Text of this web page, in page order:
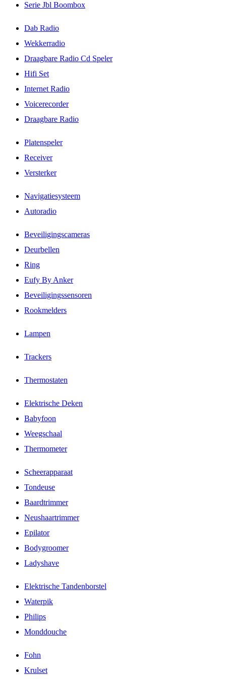
Serie Jbl Boombox
Dab Radio
Wekkerradio
Draagbare Radio Cd Speler
Hifi Set
Internet Radio
Voicerecorder
Draagbare Radio
Platenspeler
Receiver
Versterker
Navigatiesysteem
Autoradio
Beveiligingscameras
Deurbellen
Ring
Eufy By Anker
Beveiligingssensoren
Rookmelders
Lampen
Trackers
Thermostaten
Elektrische Deken
Babyfoon
Weegschaal
Thermometer
Scheerapparaat
Tondeuse
Baardtrimmer
Neushaartrimmer
Epilator
Bodygroomer
Ladyshave
Elektrische Tandenborstel
Waterpik
Philips
Monddouche
Fohn
Krulset